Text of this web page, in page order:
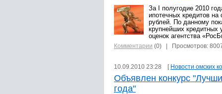
За I полугодие 2010
ипотечных кредитов
рублей. По данному
крупнейших кредитных
оценок агентства
Комментарии (0) | Просмотров:
10.09.2010 23:28 [ Новости омских
Объявлен конкурс
года"